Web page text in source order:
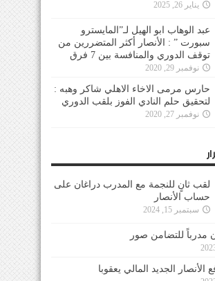
يناير 26, 2025
عبد الوهاب ابو الهيل لـ”المايسترو
سبورت ” : الأنصار أكثر المتضررين من
توقف الدوري والمنافسة بين 7 فرق
نوفمبر 29, 2020
حارس مرمى الاخاء الاهلي شاكر وهبه :
لتحقيق حلم النادي الفوز بلقب الدوري
نوفمبر 27, 2020
لقب ثانٍ للنجمة مع المدرب دراغان على
حساب الأنصار
سبتمبر 15, 2024
للتضامن صور
الجديد المالي يعقوبا